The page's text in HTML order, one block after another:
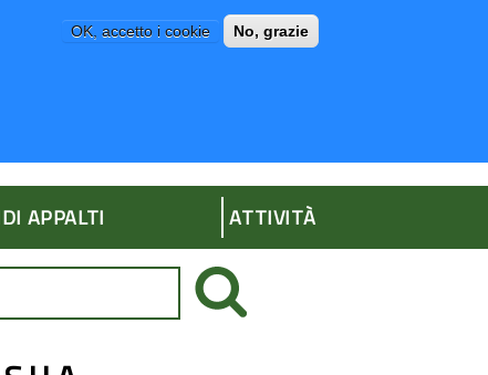
OK, accetto i cookie No, grazie
APPALTI ATTIVITÀ